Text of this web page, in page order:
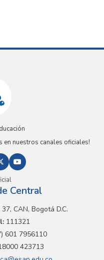
en nuestros canales oficiales!
Central
CAN, Bogotá D.C.
111321
601 7956110
423713